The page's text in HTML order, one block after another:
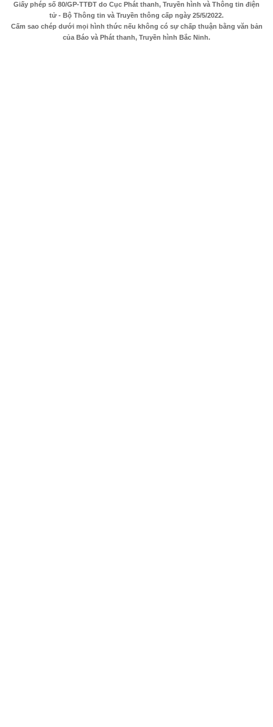
Giấy phép số 80/GP-TTĐT do Cục Phát thanh, Truyền hình và Thông tin điện
tử - Bộ Thông tin và Truyền thông cấp ngày 25/5/2022.
Cấm sao chép dưới mọi hình thức nếu không có sự chấp thuận bằng văn bản
của Báo và Phát thanh, Truyền hình Bắc Ninh.